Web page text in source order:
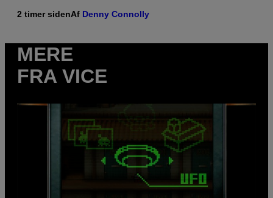
2 timer sidenAf Denny Connolly
MERE
FRA VICE